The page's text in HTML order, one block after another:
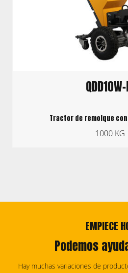
Tractor de remolque
1000 KG
EMPIECE
Podemos
Hay muchas variaciones de